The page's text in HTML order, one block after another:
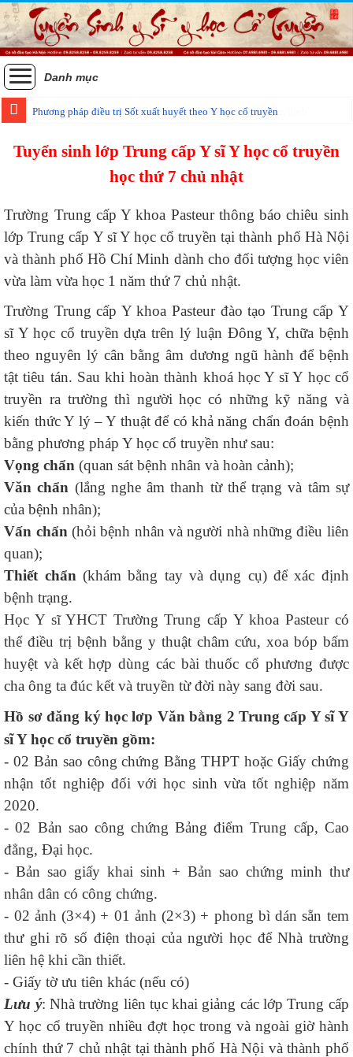
Danh mục
Phương pháp điều trị Sốt xuất huyết theo Y học cổ truyền
Tuyển sinh lớp Trung cấp Y sĩ Y học cổ truyền
học thứ 7 chủ nhật
Trường Trung cấp Y khoa Pasteur thông báo chiêu sinh
lớp Trung cấp Y sĩ Y học cổ truyền tại thành phố Hà Nội
và thành phố Hồ Chí Minh dành cho đối tượng học viên
vừa làm vừa học 1 năm thứ 7 chủ nhật.
Trường Trung cấp Y khoa Pasteur đào tạo Trung cấp Y
sĩ Y học cổ truyền dựa trên lý luận Đông Y, chữa bệnh
theo nguyên lý cân bằng âm dương ngũ hành để bệnh
tật tiêu tán. Sau khi hoàn thành khoá học Y sĩ Y học cổ
truyền ra trường thì người học có những kỹ năng và
kiến thức Y lý – Y thuật để có khả năng chẩn đoán bệnh
bằng phương pháp Y học cổ truyền như sau:
Vọng chẩn (quan sát bệnh nhân và hoàn cảnh);
Văn chẩn (lắng nghe âm thanh từ thể trạng và tâm sự
của bệnh nhân);
Vấn chẩn (hỏi bệnh nhân và người nhà những điều liên
quan);
Thiết chẩn (khám bằng tay và dụng cụ) để xác định
bệnh trạng.
Học Y sĩ YHCT Trường Trung cấp Y khoa Pasteur có
thể điều trị bệnh bằng y thuật châm cứu, xoa bóp bấm
huyệt và kết hợp dùng các bài thuốc cổ phương được
cha ông ta đúc kết và truyền từ đời này sang đời sau.
Hồ sơ đăng ký học lơp Văn bằng 2 Trung cấp Y sĩ Y
sĩ Y học cổ truyền gồm:
- 02 Bản sao công chứng Bằng THPT hoặc Giấy chứng
nhận tốt nghiệp đối với học sinh vừa tốt nghiệp năm
2020.
- 02 Bản sao công chứng Bảng điểm Trung cấp, Cao
đẳng, Đại học.
- Bản sao giấy khai sinh + Bản sao chứng minh thư
nhân dân có công chứng.
- 02 ảnh (3×4) + 01 ảnh (2×3) + phong bì dán sẵn tem
thư ghi rõ số điện thoại của người học để Nhà trường
liên hệ khi cần thiết.
- Giấy tờ ưu tiên khác (nếu có)
Lưu ý: Nhà trường liên tục khai giảng các lớp Trung cấp
Y học cổ truyền nhiều đợt học trong và ngoài giờ hành
chính thứ 7 chủ nhật tại thành phố Hà Nội và thành phố